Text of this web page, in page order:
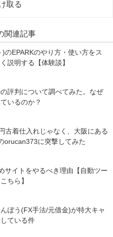
取る
関連記事
のEPARKのやり方・使い方をス
説明する【体験談】
評判について調べてみた。なぜ
いるのか？
古着仕入れじゃなく、大阪にある
orucan373に突撃してみた
サイトをやるべき理由【自動ツー
ちら】
ぼう(FX手法/元借金)が特大キャ
ている件